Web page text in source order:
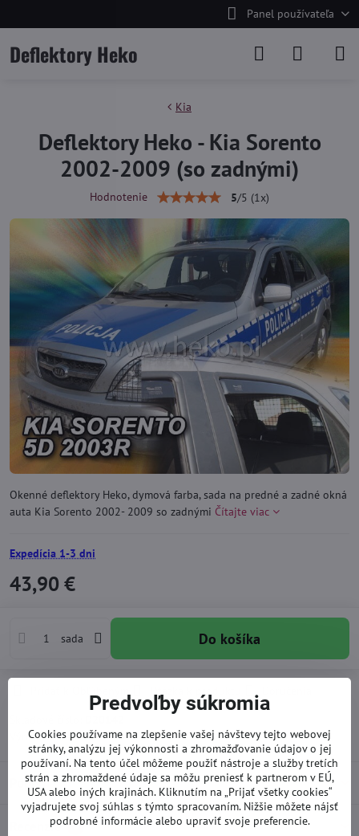
Panel používateľa
Deflektory Heko
Kia
Deflektory Heko - Kia Sorento
2002-2009 (so zadnými)
Hodnotenie 5/5 (1 x)
Okenné deflektory Heko, dymová farba, sada na predné a zadné okná
auta Kia Sorento 2002- 2009 so zadnými Čítajte viac
Expedícia 1-3 dni
43,90 €
sada Do košíka
Výrobca:Heko
Popis
Recenzie 0
Predvoľby súkromia
Cookies používame na zlepšenie vašej návštevy tejto webovej
stránky, analýzu jej výkonnosti a zhromažďovanie údajov o jej
používaní. Na tento účel môžeme použiť nástroje a služby tretích
strán a zhromaždené údaje sa môžu preniesť k partnerom v EÚ,
USA alebo iných krajinách. Kliknutím na „Prijať všetky cookies“
vyjadrujete svoj súhlas s týmto spracovaním. Nižšie môžete nájsť
podrobné informácie alebo upraviť svoje preferencie.